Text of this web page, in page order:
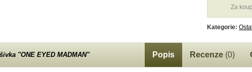
Za
Kategorie:
"ONE EYED MADMAN" Popis Recenze(0)